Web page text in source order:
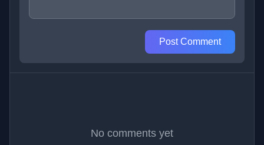
Post Comment
No comments yet